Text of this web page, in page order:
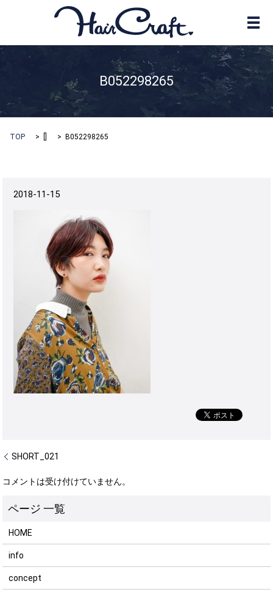
メ
B052298265
TOP B052298265
2018-11-15
SHORT_021
コメントは受け付けていません。
HOME
info
concept